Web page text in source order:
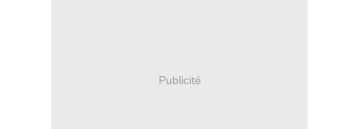
Publicité